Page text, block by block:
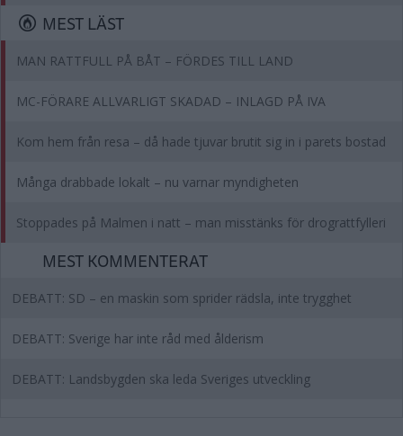
MEST LÄST
MAN RATTFULL PÅ BÅT – FÖRDES TILL LAND
MC-FÖRARE ALLVARLIGT SKADAD – INLAGD PÅ IVA
Kom hem från resa – då hade tjuvar brutit sig in i parets bostad
Många drabbade lokalt – nu varnar myndigheten
Stoppades på Malmen i natt – man misstänks för drograttfylleri
MEST KOMMENTERAT
DEBATT: SD – en maskin som sprider rädsla, inte trygghet
DEBATT: Sverige har inte råd med ålderism
DEBATT: Landsbygden ska leda Sveriges utveckling